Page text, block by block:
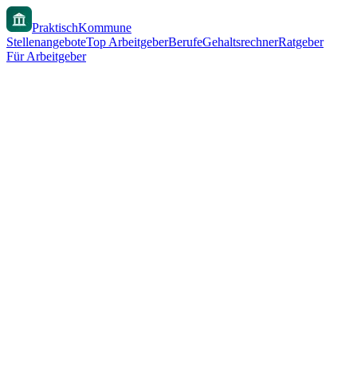
PraktischKommune
StellenangeboteTop ArbeitgeberBerufeGehaltsrechnerRatgeber
Für Arbeitgeber